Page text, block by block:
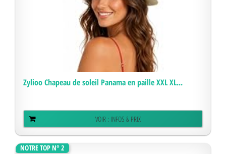
Zylioo Chapeau de soleil Panama en paille XXL XL...
VOIR : INFOS & PRIX
NOTRE TOP N° 2